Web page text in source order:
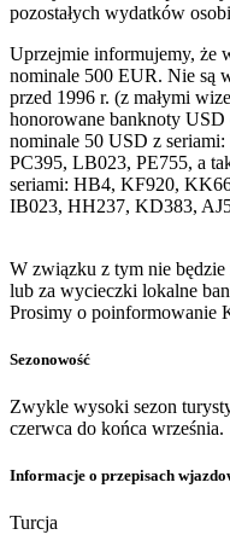
pozostałych wydatków
Uprzejmie informujemy, że
nominale 500 EUR. Nie są
przed 1996 r. (z małymi
honorowane banknoty
nominale 50 USD z
PC395, LB023, PE755, a
seriami: HB4, KF920,
IB023, HH237, KD383,
W związku z tym nie
lub za wycieczki lokalne
Prosimy o poinformowanie
Sezonowość
Zwykle wysoki sezon
czerwca do końca września.
Informacje o przepisach
Turcja